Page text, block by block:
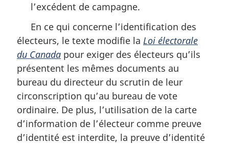
l’excédent de campagne.
En ce qui concerne l’identification des
électeurs, le texte modifie la Loi électorale
du Canada pour exiger des électeurs qu’ils
présentent les mêmes documents au
bureau du directeur du scrutin de leur
circonscription qu’au bureau de vote
ordinaire. De plus, l’utilisation de la carte
d’information de l’électeur comme preuve
d’identité est interdite, la preuve d’identité